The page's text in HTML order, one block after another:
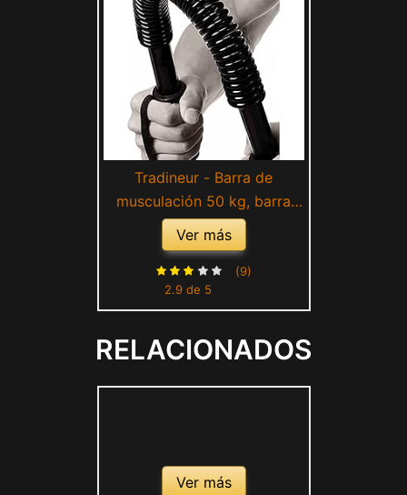
Tradineur - Barra de
musculación 50 kg, barra
flexible de ejercicio de
resistencia, máquina
entrenamiento de brazo y
pectorales, fitness, muelles
x 4 cm, color aleatorio
Ver más
2.9 de 5
(9)
RELACIONADOS
Ver más